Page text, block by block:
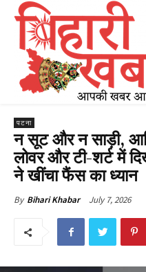
पटना
न सूट और न साड़ी,
लोवर और टी-शर्ट में
ने खींचा फैंस का ध्यान
By Bihari Khabar July 7, 2026